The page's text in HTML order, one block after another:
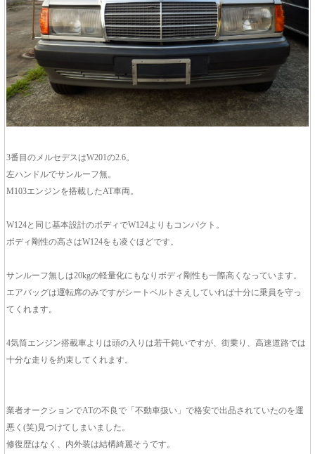
3番目のメルセデスはW201の2.6。
左ハンドルでサンルーフ無。
M103エンジンを搭載したAT車両。
W124と同じ基本設計のボディでW124よりもコンパクト。
ボディ剛性の高さはW124をも凌ぐほどです。
サンルーフ無しは20kgの軽量化にもなりボディ剛性も一際高くなっています。
エアバッグは運転席のみですがシートベルトさえしていれば十分に乗員を守っ
てくれます。
4気筒エンジン搭載車よりは頭の入りは若干鈍いですが、街乗り、高速道路では
十分な走りを約束してくれます。
業者オークションでATの不良で「不動車扱い」で格安で出品されていたのを運
悪く(笑)見つけてしまいました。
修復歴はなく、内外装は結構綺麗そうです。